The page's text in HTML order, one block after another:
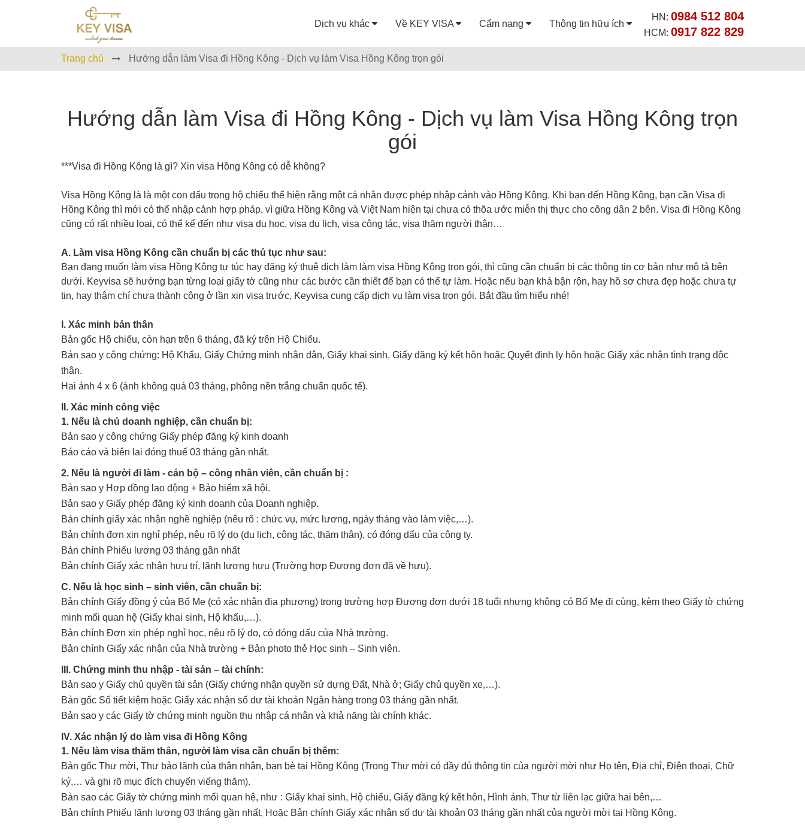
Dịch vụ khác Về KEY VISA Cẩm nang Thông tin hữu ích
HN: 0984 512 804
HCM: 0917 822 829
Trang chủ Hướng dẫn làm Visa đi Hồng Kông - Dịch vụ làm Visa Hồng Kông trọn gói
Hướng dẫn làm Visa đi Hồng Kông - Dịch vụ làm Visa Hồng Kông trọn
gói
***Visa đi Hồng Kông là gì? Xin visa Hồng Kông có dễ không?
Visa Hồng Kông là là một con dấu trong hộ chiếu thể hiện rằng một cá nhân được phép nhập cảnh vào Hồng Kông. Khi bạn đến Hồng Kông, bạn cần Visa đi
Hồng Kông thì mới có thể nhập cảnh hợp pháp, vì giữa Hồng Kông và Việt Nam hiện tại chưa có thõa ước miễn thị thực cho công dân 2 bên. Visa đi Hồng Kông
cũng có rất nhiều loại, có thể kể đến như visa du học, visa du lịch, visa công tác, visa thăm người thân…
A. Làm visa Hồng Kông cần chuẩn bị các thủ tục như sau:
Bạn đang muốn làm visa Hồng Kông tự túc hay đăng ký thuê dịch làm làm visa Hồng Kông trọn gói, thì cũng cần chuẩn bị các thông tin cơ bản như mô tả bên
dưới. Keyvisa sẽ hướng bạn từng loại giấy tờ cũng như các bước cần thiết để bạn có thể tự làm. Hoặc nếu bạn khá bận rộn, hay hồ sơ chưa đẹp hoặc chưa tự
tin, hay thậm chí chưa thành công ở lần xin visa trước, Keyvisa cung cấp dịch vụ làm visa trọn gói. Bắt đầu tìm hiểu nhé!
I. Xác minh bản thân
Bản gốc Hộ chiếu, còn hạn trên 6 tháng, đã ký trên Hộ Chiếu.
Bản sao y công chứng: Hộ Khẩu, Giấy Chứng minh nhân dân, Giấy khai sinh, Giấy đăng ký kết hôn hoặc Quyết định ly hôn hoặc Giấy xác nhận tình trạng độc
thân.
Hai ảnh 4 x 6 (ảnh không quá 03 tháng, phông nền trắng chuẩn quốc tế).
II. Xác minh công việc
1. Nếu là chủ doanh nghiệp, cần chuẩn bị:
Bản sao y công chứng Giấy phép đăng ký kinh doanh
Báo cáo và biên lai đóng thuế 03 tháng gần nhất.
2. Nếu là người đi làm - cán bộ – công nhân viên, cần chuẩn bị :
Bản sao y Hợp đồng lao động + Bảo hiểm xã hội.
Bản sao y Giấy phép đăng ký kinh doanh của Doanh nghiệp.
Bản chính giấy xác nhận nghề nghiệp (nêu rõ : chức vụ, mức lương, ngày tháng vào làm việc,…).
Bản chính đơn xin nghỉ phép, nêu rõ lý do (du lịch, công tác, thăm thân), có đóng dấu của công ty.
Bản chính Phiếu lương 03 tháng gần nhất
Bản chính Giấy xác nhận hưu trí, lãnh lương hưu (Trường hợp Đương đơn đã về hưu).
C. Nếu là học sinh – sinh viên, cần chuẩn bị:
Bản chính Giấy đồng ý của Bố Mẹ (có xác nhận địa phương) trong trường hợp Đương đơn dưới 18 tuổi nhưng không có Bố Mẹ đi cùng, kèm theo Giấy tờ chứng
minh mối quan hệ (Giấy khai sinh, Hộ khẩu,…).
Bản chính Đơn xin phép nghỉ học, nêu rõ lý do, có đóng dấu của Nhà trường.
Bản chính Giấy xác nhận của Nhà trường + Bản photo thẻ Học sinh – Sinh viên.
III. Chứng minh thu nhập - tài sản – tài chính:
Bản sao y Giấy chủ quyền tài sản (Giấy chứng nhận quyền sử dựng Đất, Nhà ở; Giấy chủ quyền xe,…).
Bản gốc Sổ tiết kiệm hoặc Giấy xác nhận số dư tài khoản Ngân hàng trong 03 tháng gần nhất.
Bản sao y các Giấy tờ chứng minh nguồn thu nhập cá nhân và khả năng tài chính khác.
IV. Xác nhận lý do làm visa đi Hồng Kông
1. Nếu làm visa thăm thân, người làm visa cần chuẩn bị thêm:
Bản gốc Thư mời, Thư bảo lãnh của thân nhân, bạn bè tại Hồng Kông (Trong Thư mời có đầy đủ thông tin của người mời như Họ tên, Địa chỉ, Điện thoại, Chữ
ký,… và ghi rõ mục đích chuyến viếng thăm).
Bản sao các Giấy tờ chứng minh mối quan hệ, như : Giấy khai sinh, Hộ chiếu, Giấy đăng ký kết hôn, Hình ảnh, Thư từ liên lạc giữa hai bên,…
Bản chính Phiếu lãnh lương 03 tháng gần nhất, Hoặc Bản chính Giấy xác nhận số dư tài khoản 03 tháng gần nhất của người mời tại Hồng Kông.